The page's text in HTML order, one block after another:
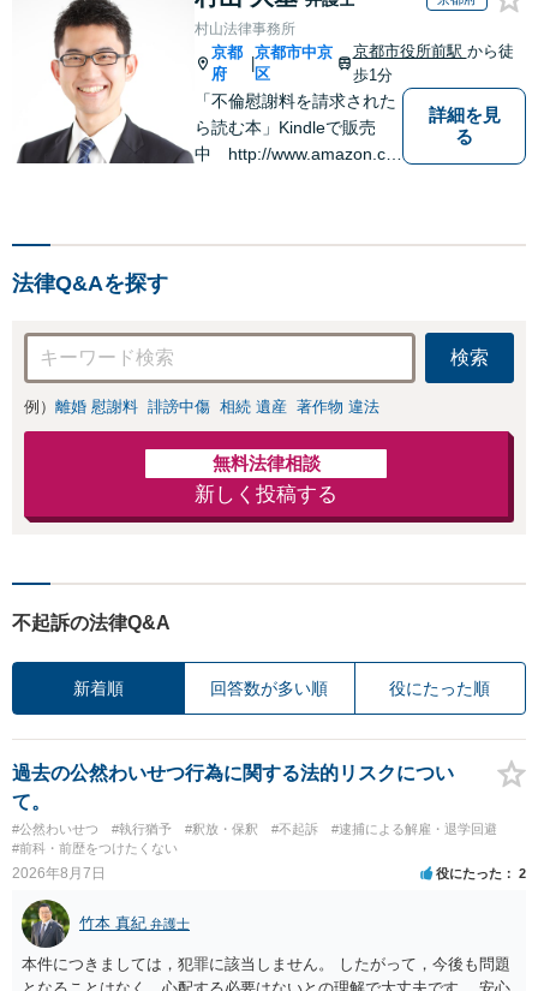
村山法律事務所
京都
府
|
京都市中京
区
京都市役所前駅 から徒
歩1分
「不倫慰謝料を請求された
ら読む本」Kindleで販売
中 http://www.amazon.co.
詳細を見
る
法律Q&Aを探す
検索
例） 離婚 慰謝料 誹謗中傷 相続 遺産 著作物 違法
無料法律相談
新しく投稿する
不起訴の法律Q&A
新着順 回答数が多い順 役にたった順
過去の公然わいせつ行為に関する法的リスクについ
て。
#公然わいせつ #執行猶予 #釈放・保釈 #不起訴
#逮捕による解雇・退学回避
#前科・前歴をつけたくない
2026年8月7日 役にたった 2
竹本 真紀 弁護士
本件につきましては，犯罪に該当しません。 したがって，今後も問題
となることはなく，心配する必要はないとの理解で大丈夫です。 安心